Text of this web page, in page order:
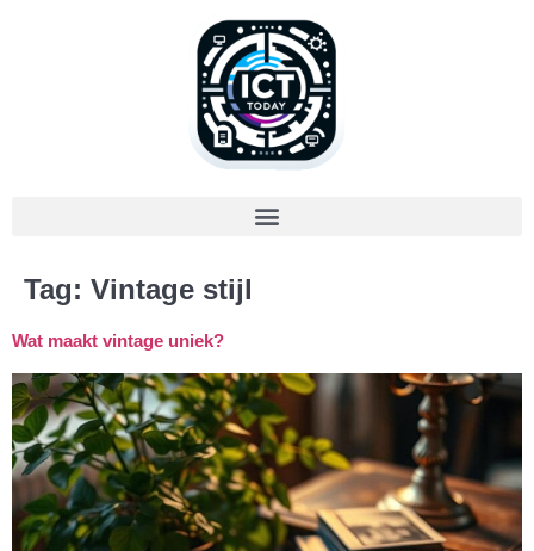
Tag: Vintage stijl
Wat maakt vintage uniek?